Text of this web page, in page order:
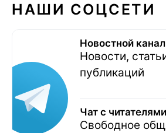
НАШИ СОЦСЕТИ
Новостной канал
Новости,
публикаций
Чат с читателями
Свободное